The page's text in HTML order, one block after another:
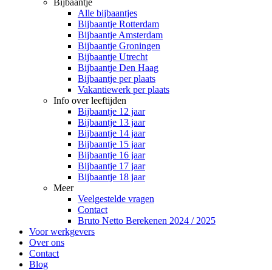
Bijbaantje
Alle bijbaantjes
Bijbaantje Rotterdam
Bijbaantje Amsterdam
Bijbaantje Groningen
Bijbaantje Utrecht
Bijbaantje Den Haag
Bijbaantje per plaats
Vakantiewerk per plaats
Info over leeftijden
Bijbaantje 12 jaar
Bijbaantje 13 jaar
Bijbaantje 14 jaar
Bijbaantje 15 jaar
Bijbaantje 16 jaar
Bijbaantje 17 jaar
Bijbaantje 18 jaar
Meer
Veelgestelde vragen
Contact
Bruto Netto Berekenen 2024 / 2025
Voor werkgevers
Over ons
Contact
Blog